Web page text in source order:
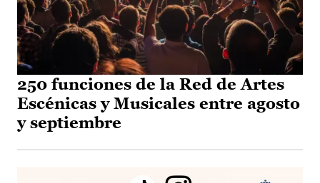
250 funciones de la Red de Artes
Escénicas y Musicales entre agosto
y septiembre